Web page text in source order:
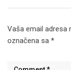
Vaša email adresa
označena sa *